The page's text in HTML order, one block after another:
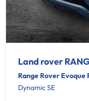
Land rover
Range Rover Evoque
Dynamic SE